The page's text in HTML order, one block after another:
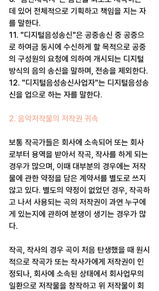
데 있어 전체적으로 기획하고 책임을 지는 자
를 말한다.
11. "디지털음성송신"은 공중송신 중 공중으
로 하여금 동시에 수신하게 할 목적으로 공중
의 구성원의 요청에 의하여 개시되는 디지털
방식의 음의 송신을 말하며, 전송을 제외한다.
12. "디지털음성송신사업자"는 디지털음성송
신을 업으로 하는 자를 말한다.
2. 음악저작물의 저작권 귀속
보통 작곡가들은 회사에 소속되어 또는 회사
로부터 용역을 받아서 작곡, 작사를 하게 되는
경우가 많으며, 이때 대부분의 경우에는 저작
물에 관한 약정을 담은 계약서를 별도로 쓰지
않고 있다. 별도의 약정이 없었던 경우, 작곡하
고 나서 사용되는 곡의 저작권이 과연 누구에
게 있는지에 관하여 분쟁이 생기는 경우가 많
다.
작곡, 작사의 경우 곡이 처음 탄생했을 때 원시
적으로 작곡가 또는 작사가에게 저작권이 인
정되나, 회사에 소속된 상태에서 회사업무의
일환으로 저작물을 창작하고 위 저작물이 회